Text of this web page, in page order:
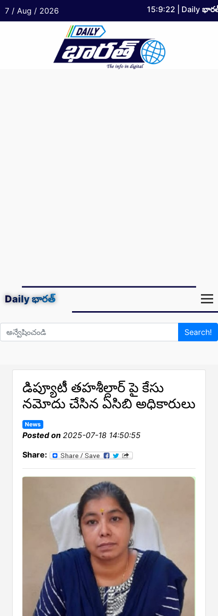
7 / Aug / 2026 15:9:22 | Daily
Dailyభారత్
Search!
డిప్యూటీ తహశీల్దార్ పై కేసు
నమోదు చేసిన ఏసిబి అధికారులు
News
Posted on 2025-07-18 14:50:55
Share: